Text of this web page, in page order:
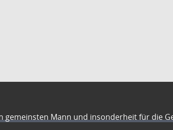
gemeinsten Mann und insonderheit für die